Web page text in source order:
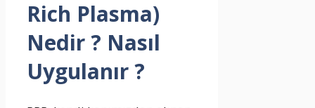
Rich Plasma)
Nedir ? Nasıl
Uygulanır ?